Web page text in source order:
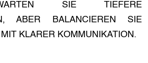
SIE TIEFERE
ABER BALANCIEREN SIE
KLARER KOMMUNIKATION.